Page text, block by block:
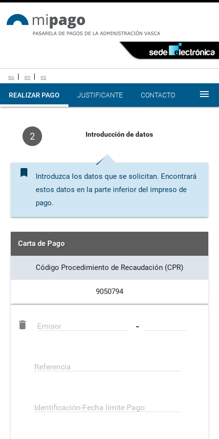
eu en es
REALIZAR PAGO JUSTIFICANTE CONTACTO menu
2 Introducción de datos
bookmark
Introduzca los datos que se solicitan. Encontrará
estos datos en la parte inferior del impreso de
pago.
Carta de Pago
Código Procedimiento de Recaudación (CPR)
9050794
delete Emisor -
Referencia
Identificación-Fecha límite Pago